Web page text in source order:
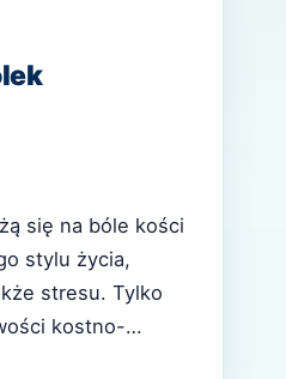
się na bóle kości
stylu życia,
stresu. Tylko
kostno-